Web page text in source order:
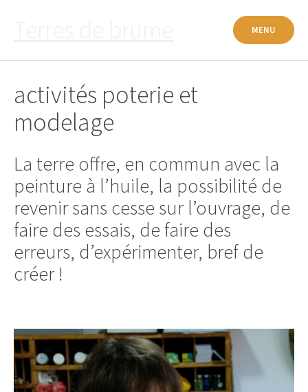
MENU
activités poterie et
modelage
La terre offre, en commun avec la
peinture à l’huile, la possibilité de
revenir sans cesse sur l’ouvrage, de
faire des essais, de faire des
erreurs, d’expérimenter, bref de
créer !